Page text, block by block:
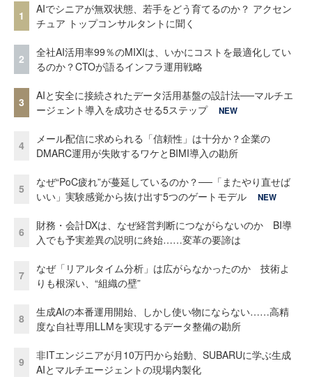
1
AIでシニアが無双状態、若手をどう育てるのか？ アクセン
チュア トップコンサルタントに聞く
2
全社AI活用率99％のMIXIは、いかにコストを最適化してい
るのか？CTOが語るインフラ運用戦略
3
AIと安全に接続されたデータ活用基盤の設計法──マルチエ
ージェント導入を成功させる5ステップ
NEW
4
メール配信に求められる「信頼性」は十分か？企業の
DMARC運用が失敗するワケとBIMI導入の勘所
5
なぜ“PoC疲れ”が蔓延しているのか？──「またやり直せば
いい」実験感覚から抜け出す5つのゲートモデル
NEW
6
財務・会計DXは、なぜ経営判断につながらないのか BI導
入でも予実差異の説明に終始……変革の要諦は
7
なぜ「リアルタイム分析」は広がらなかったのか 技術よ
りも根深い、“組織の壁”
8
生成AIの本番運用開始、しかし使い物にならない……高精
度な自社専用LLMを実現するデータ整備の勘所
9
非ITエンジニアが月10万円から始動、SUBARUに学ぶ生成
AIとマルチエージェントの現場内製化